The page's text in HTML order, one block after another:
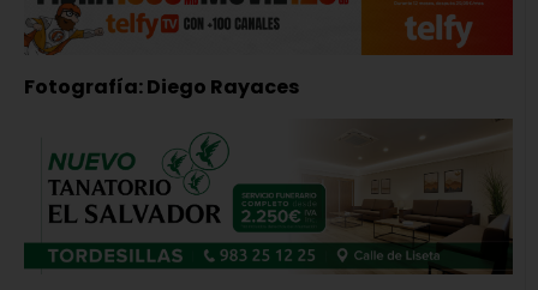
Fotografía: Diego Rayaces